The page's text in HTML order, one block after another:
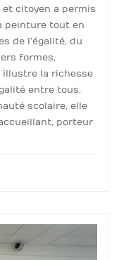
citoyen a permis
peinture tout en
de l’égalité, du
formes,
illustre la richesse
entre tous.
scolaire, elle
porteur